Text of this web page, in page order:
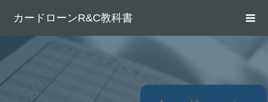
カードローンR&C教科書